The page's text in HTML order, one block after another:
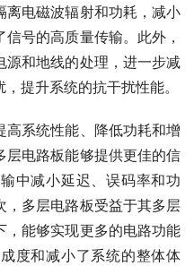
离电磁波辐射和功耗，减小
号的高质量传输。此外，
源和地线的处理，进一步减
提升系统的抗干扰性能。
系统性能、降低功耗和增
层电路板能够提供更佳的信
中减小延迟、误码率和功
多层电路板受益于其多层
能够实现更多的电路功能
度和减小了系统的整体体